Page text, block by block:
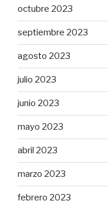
octubre 2023
septiembre 2023
agosto 2023
julio 2023
junio 2023
mayo 2023
abril 2023
marzo 2023
febrero 2023